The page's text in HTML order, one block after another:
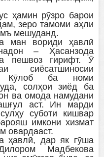
ҳамин рӯзро барои
зеро тамоми аҳли
мешуданд.
ман вориди ҳавлӣ
– Ҳасанзода
пешвоз гирифт. Ӯ
сиёсатшиносии
Кӯлоб ба номи
солҳои зиёд ба
ва омода намудани
аст. Ин марди
суботи кишвар
имкони хизмат
овардааст.
ҳавлӣ, дар як гӯша
Мадбекова